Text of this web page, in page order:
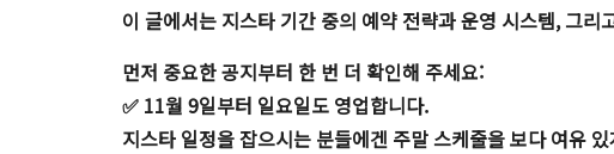
이 글에서는 지스타 기간 중의 예약 전략과 운영 시스템, 그
먼저 중요한 공지부터 한 번 더 확인해 주세요:
✅ 11월 9일부터 일요일도 영업합니다.
지스타 일정을 잡으시는 분들에겐 주말 스케줄을 보다 여유